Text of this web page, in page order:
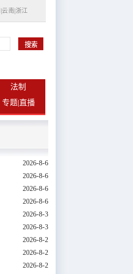
|云南 浙江
法制
专题|直播
2026-8-6
2026-8-6
2026-8-6
2026-8-6
2026-8-3
2026-8-3
2026-8-2
2026-8-2
2026-8-2